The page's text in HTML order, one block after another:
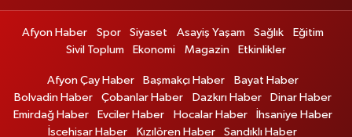
Afyon Haber Spor Siyaset Asayiş Yaşam Sağlık
Eğitim
Sivil Toplum
Ekonomi Magazin Etkinlikler
Afyon Çay Haber Başmakçı Haber
Bayat Haber
Bolvadin Haber
Çobanlar Haber Dazkırı Haber
Dinar Haber
Emirdağ Haber
Evciler Haber Hocalar Haber
İhsaniye Haber
İscehisar Haber
Kızılören Haber Sandıklı Haber